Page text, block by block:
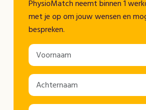
PhysioMatch neemt binnen 1
met je op om jouw wensen en
bespreken.